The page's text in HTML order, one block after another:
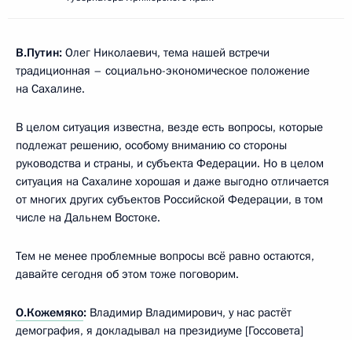
В.Путин: Олег Николаевич, тема нашей встречи
традиционная – социально-экономическое положение
на Сахалине.
В целом ситуация известна, везде есть вопросы, которые
подлежат решению, особому вниманию со стороны
руководства и страны, и субъекта Федерации. Но в целом
ситуация на Сахалине хорошая и даже выгодно отличается
от многих других субъектов Российской Федерации, в том
числе на Дальнем Востоке.
Тем не менее проблемные вопросы всё равно остаются,
давайте сегодня об этом тоже поговорим.
О.Кожемяко: Владимир Владимирович, у нас растёт
демография, я докладывал на президиуме [Госсовета]